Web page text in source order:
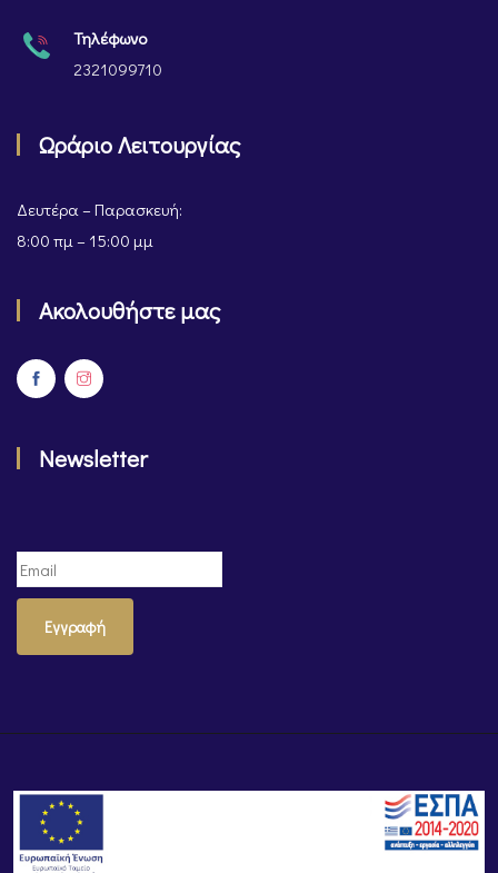
Τηλέφωνο
2321099710
Ωράριο Λειτουργίας
Δευτέρα – Παρασκευή:
8:00 πμ – 15:00 μμ
Ακολουθήστε μας
Newsletter
Εγγραφή